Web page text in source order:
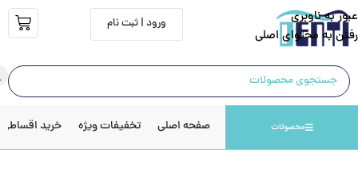
عبور به ناوبری
رفتن به محتوای اصلی
ورود | ثبت نام
محصولات صفحه اصلی تخفیفات ویژه خرید اقساطی